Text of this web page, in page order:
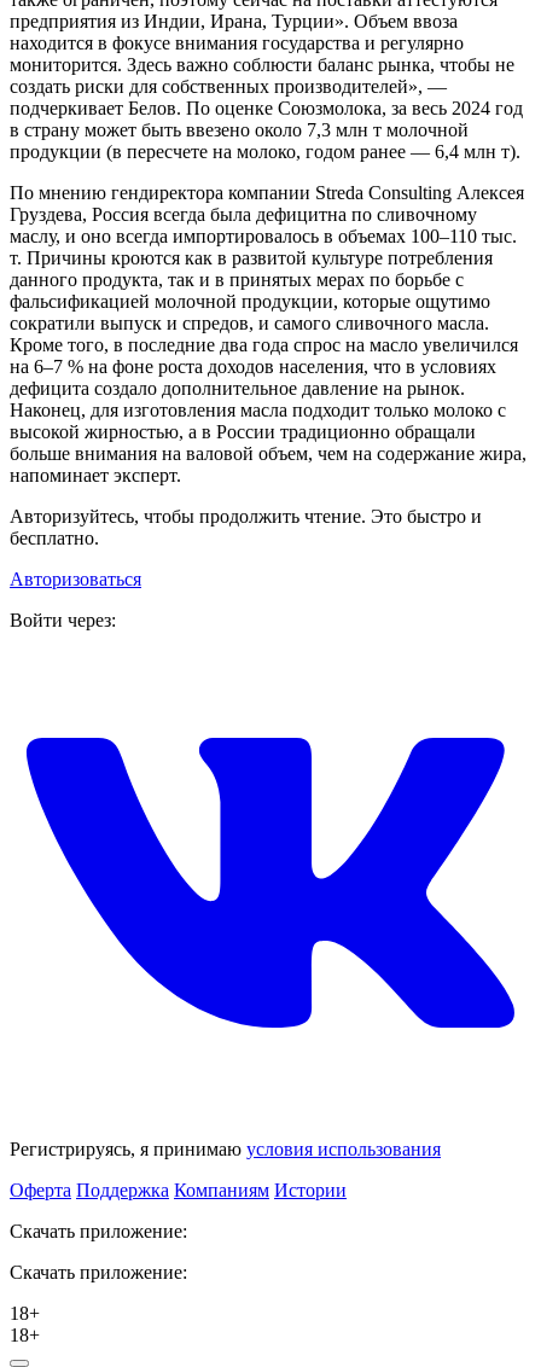
предприятия из Индии, Ирана, Турции». Объем ввоза
находится в фокусе внимания государства и регулярно
мониторится. Здесь важно соблюсти баланс рынка, чтобы не
создать риски для собственных производителей», —
подчеркивает Белов. По оценке Союзмолока, за весь 2024 год
в страну может быть ввезено около 7,3 млн т молочной
продукции (в пересчете на молоко, годом ранее — 6,4 млн т).
По мнению гендиректора компании Streda Consulting Алексея
Груздева, Россия всегда была дефицитна по сливочному
маслу, и оно всегда импортировалось в объемах 100–110 тыс.
т. Причины кроются как в развитой культуре потребления
данного продукта, так и в принятых мерах по борьбе с
фальсификацией молочной продукции, которые ощутимо
сократили выпуск и спредов, и самого сливочного масла.
Кроме того, в последние два года спрос на масло увеличился
на 6–7 % на фоне роста доходов населения, что в условиях
дефицита создало дополнительное давление на рынок.
Наконец, для изготовления масла подходит только молоко с
высокой жирностью, а в России традиционно обращали
больше внимания на валовой объем, чем на содержание жира,
напоминает эксперт.
Авторизуйтесь, чтобы продолжить чтение. Это быстро и
бесплатно.
Авторизоваться
Войти через:
Регистрируясь, я принимаю условия использования
Оферта Поддержка Компаниям Истории
Скачать приложение:
Скачать приложение:
18+
18+